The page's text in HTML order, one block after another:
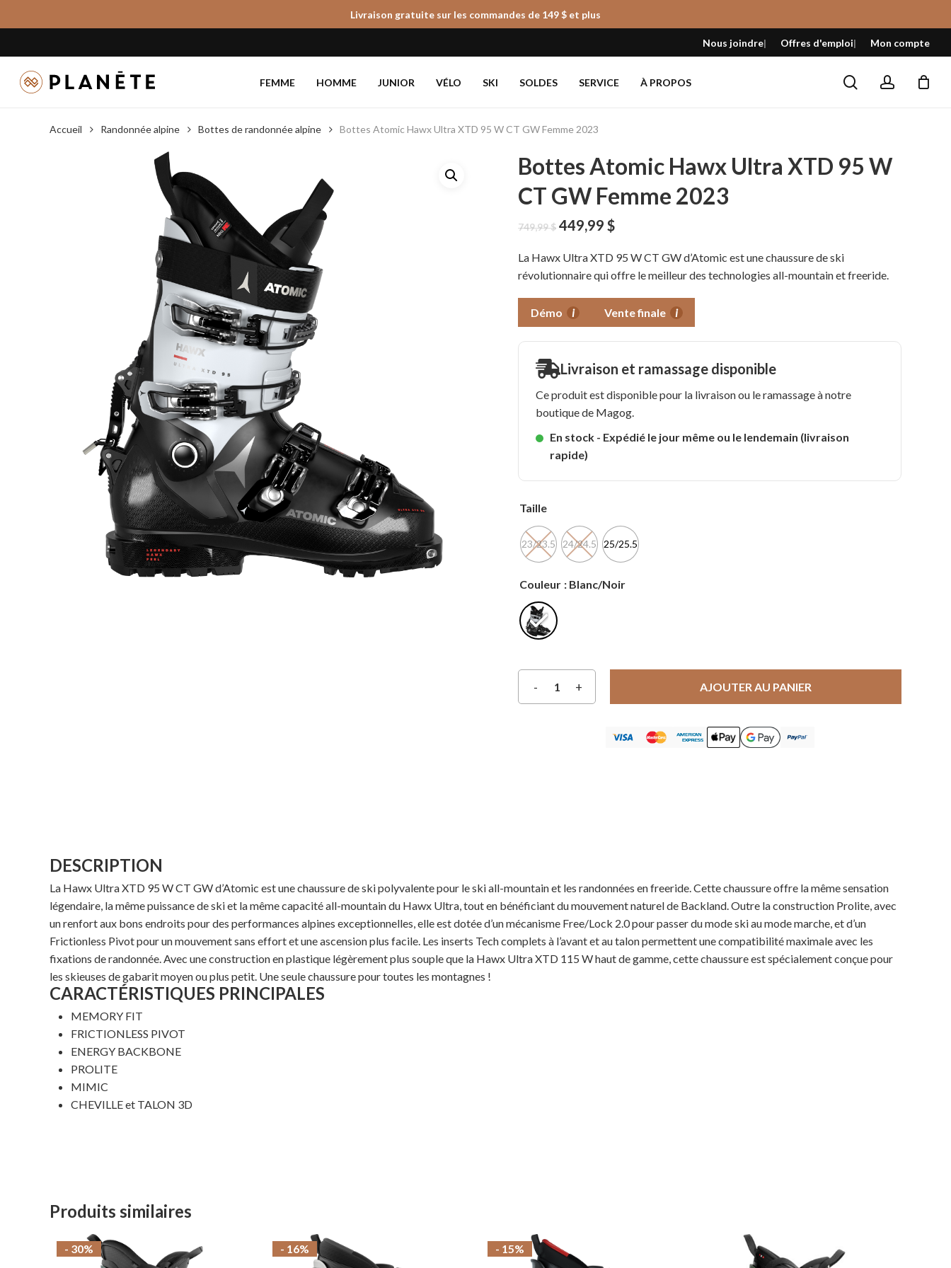
to
content
Livraison gratuite sur les commandes de 149 $ et plus
Nous joindre Offres d'emploi Mon compte
FEMME HOMME JUNIOR VÉLO SKI SOLDES SERVICE À PROPOS searchaccount
Fermer
le
panier
Votre panier est vide.
Accueil Randonnée alpine Bottes de randonnée alpine Bottes Atomic Hawx Ultra XTD 95 W CT GW Femme 2023
Bottes Atomic Hawx Ultra XTD 95 W
CT GW Femme 2023
749,99$ Le
initial
était :
749,99 $.
449,99$Le
actuel
est :
449,99 $.
La Hawx Ultra XTD 95 W CT GW d’Atomic est une chaussure de ski
révolutionnaire qui offre le meilleur des technologies all-mountain et freeride.
Démo i Vente finale i
Livraison et ramassage disponible
Ce produit est disponible pour la livraison ou le ramassage à notre
boutique de Magog.
En stock - Expédié le jour même ou le lendemain (livraison
rapide)
Taille
23/23.5 24/24.5 25/25.5
Couleur : Blanc/Noir
AJOUTER AU PANIER
DESCRIPTION
La Hawx Ultra XTD 95 W CT GW d’Atomic est une chaussure de ski polyvalente pour le ski all-mountain et les randonnées en freeride. Cette chaussure offre la même sensation
légendaire, la même puissance de ski et la même capacité all-mountain du Hawx Ultra, tout en bénéficiant du mouvement naturel de Backland. Outre la construction Prolite, avec
un renfort aux bons endroits pour des performances alpines exceptionnelles, elle est dotée d’un mécanisme Free/Lock 2.0 pour passer du mode ski au mode marche, et d’un
Frictionless Pivot pour un mouvement sans effort et une ascension plus facile. Les inserts Tech complets à l’avant et au talon permettent une compatibilité maximale avec les
fixations de randonnée. Avec une construction en plastique légèrement plus souple que la Hawx Ultra XTD 115 W haut de gamme, cette chaussure est spécialement conçue pour
les skieuses de gabarit moyen ou plus petit. Une seule chaussure pour toutes les montagnes !
CARACTÉRISTIQUES PRINCIPALES
MEMORY FIT
FRICTIONLESS PIVOT
ENERGY BACKBONE
PROLITE
MIMIC
CHEVILLE et TALON 3D
Produits similaires
- 30% - 16% - 15%